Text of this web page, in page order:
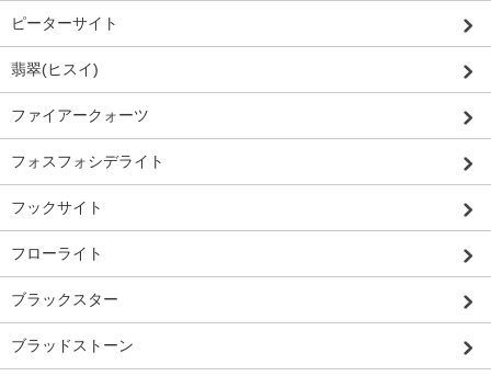
ピーターサイト
翡翠(ヒスイ)
ファイアークォーツ
フォスフォシデライト
フックサイト
フローライト
ブラックスター
ブラッドストーン